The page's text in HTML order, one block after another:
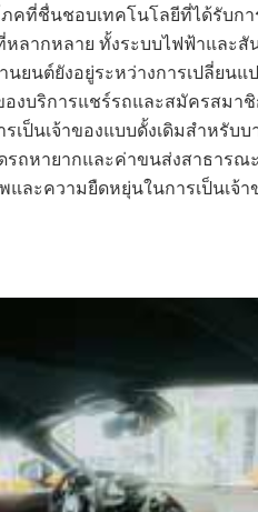
คที่ชื่นชอบเทคโนโลยีที่ได้รับก
ลากหลาย ทั้งระบบไฟฟ้าและ
ยนต์ยังอยู่ระหว่างการเปลี่ยน
องบริการแชร์รถและสมัครสม
เป็นเจ้าของแบบดั้งเดิมสำหรับ
รถหายากและค่าขนส่งสาธารณ
ะความยืดหยุ่นในการเป็นเจ้า